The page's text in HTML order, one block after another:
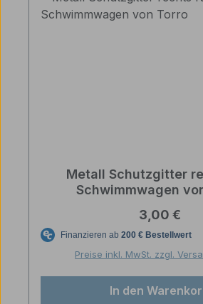
Metall Schutzgitter
Schwimmwagen
Regulärer
3,00 €
Preise inkl. MwSt. zzgl.
In den